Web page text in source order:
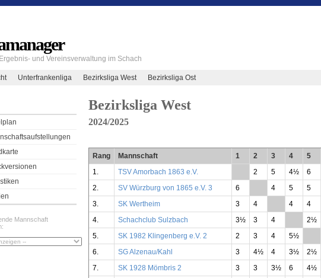
und Vereinsverwaltung im Schach
Unterfrankenliga Bezirksliga West Bezirksliga Ost
Mannschaft
Bezirksliga West
2024/2025
Rang Mannschaft 1 2 3 4 5
1.
TSV Amorbach 1863 e.V. 2 5 4½ 6
2.
SV Würzburg von 1865 e.V. 3 6 4 5 5
3.
SK Wertheim 3 4 4 4
4.
Schachclub Sulzbach 3½ 3 4 2½
5.
SK 1982 Klingenberg e.V. 2 2 3 4 5½
6.
SG Alzenau/Kahl 3 4½ 4 3½ 2½
7.
SK 1928 Mömbris 2 3 3 3½ 6 4½